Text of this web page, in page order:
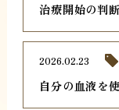
治療開始の判
自分の血液を
2026.02.23